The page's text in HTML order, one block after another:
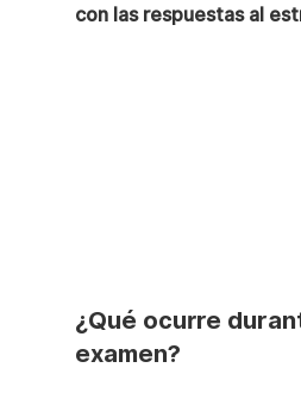
con las respuestas al
¿Qué ocurre
examen?